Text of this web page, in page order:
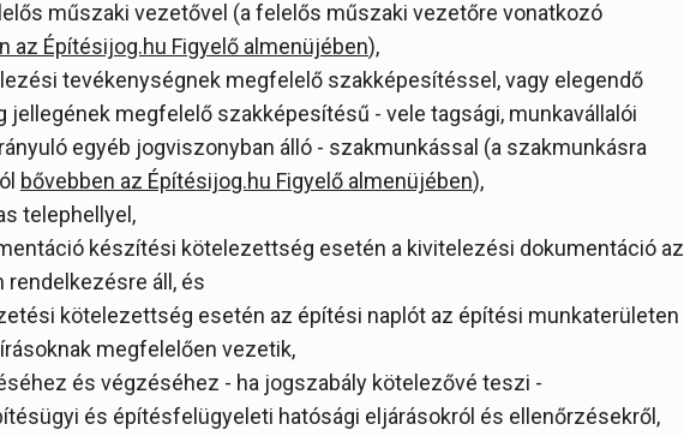
műszaki vezetővel (a felelős műszaki vezetőre vonatkozó
az Építésijog.hu Figyelő almenüjében),
tevékenységnek megfelelő szakképesítéssel, vagy elegendő
jellegének megfelelő szakképesítésű - vele tagsági, munkavállalói
egyéb jogviszonyban álló - szakmunkással (a szakmunkásra
bővebben az Építésijog.hu Figyelő almenüjében),
telephellyel,
készítési kötelezettség esetén a kivitelezési dokumentáció az
áll, és
kötelezettség esetén az építési naplót az építési munkaterületen
megfelelően vezetik,
és végzéséhez - ha jogszabály kötelezővé teszi -
és építésfelügyeleti hatósági eljárásokról és ellenőrzésekről,